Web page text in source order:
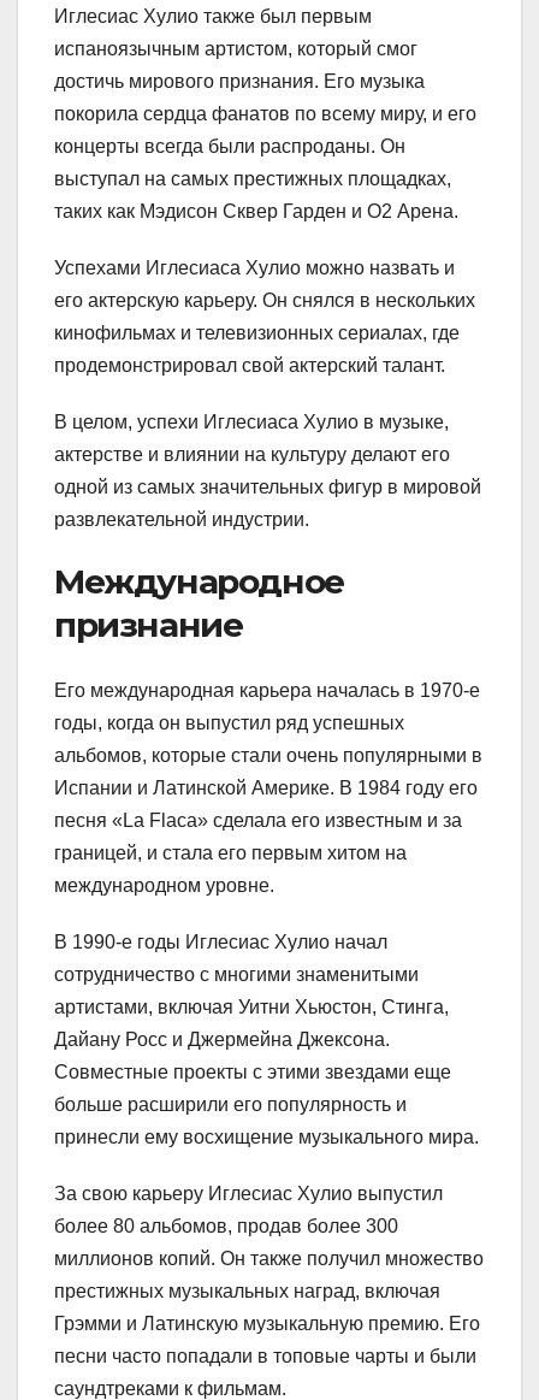
Иглесиас Хулио также был первым
испаноязычным артистом, который смог
достичь мирового признания. Его музыка
покорила сердца фанатов по всему миру, и его
концерты всегда были распроданы. Он
выступал на самых престижных площадках,
таких как Мэдисон Сквер Гарден и О2 Арена.
Успехами Иглесиаса Хулио можно назвать и
его актерскую карьеру. Он снялся в нескольких
кинофильмах и телевизионных сериалах, где
продемонстрировал свой актерский талант.
В целом, успехи Иглесиаса Хулио в музыке,
актерстве и влиянии на культуру делают его
одной из самых значительных фигур в мировой
развлекательной индустрии.
Международное
признание
Его международная карьера началась в 1970-е
годы, когда он выпустил ряд успешных
альбомов, которые стали очень популярными в
Испании и Латинской Америке. В 1984 году его
песня «La Flaca» сделала его известным и за
границей, и стала его первым хитом на
международном уровне.
В 1990-е годы Иглесиас Хулио начал
сотрудничество с многими знаменитыми
артистами, включая Уитни Хьюстон, Стинга,
Дайану Росс и Джермейна Джексона.
Совместные проекты с этими звездами еще
больше расширили его популярность и
принесли ему восхищение музыкального мира.
За свою карьеру Иглесиас Хулио выпустил
более 80 альбомов, продав более 300
миллионов копий. Он также получил множество
престижных музыкальных наград, включая
Грэмми и Латинскую музыкальную премию. Его
песни часто попадали в топовые чарты и были
саундтреками к фильмам.